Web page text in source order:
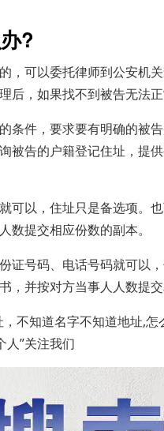
?
，可以委托律师到公安机
，如果找不到被告无法正
条件，要求要有明确的被
被告的户籍登记住址，提
可以，住址只是备选项。
提交相应份数的副本。
证号码、电话号码就可以
并按对方当事人人数提交
不知道名字不知道地址,
人”关注我们